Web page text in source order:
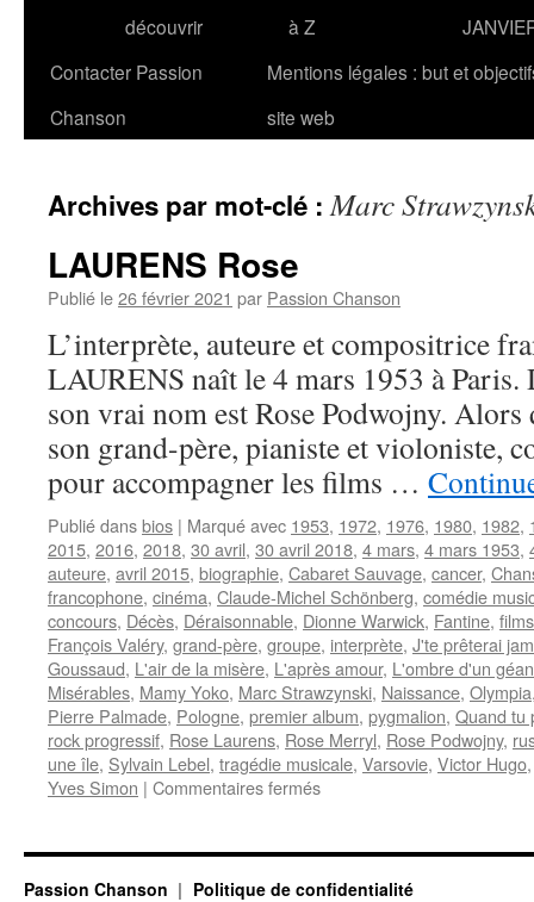
découvrir
à Z
Contacter Passion
Chanson
Mentions légales : but et
site web
Archives par mot-clé :Marc
LAURENS Rose
Publié le26 février 2021 par Passion Chanson
L’interprète, auteure et compositrice
LAURENS naît le 4 mars 1953 à Paris.
son vrai nom est Rose Podwojny. Alors
son grand-père, pianiste et violoniste,
pour accompagner les films …
Publié dansbios | Marqué avec 1953, 1972, 1976, 1980, 1982,
2015, 2016, 2018, 30 avril, 30 avril 2018, 4 mars, 4 mars 1953,
auteure, avril 2015, biographie, Cabaret Sauvage, cancer,
francophone, cinéma, Claude-Michel Schönberg, comédie
concours, Décès, Déraisonnable, Dionne Warwick, Fantine,
François Valéry, grand-père, groupe, interprète, J'te prêterai
Goussaud, L'air de la misère, L'après amour, L'ombre d'un
Misérables, Mamy Yoko, Marc Strawzynski, Naissance, Olympia
Pierre Palmade, Pologne, premier album, pygmalion, Quand tu
rock progressif, Rose Laurens, Rose Merryl, Rose Podwojny,
une île, Sylvain Lebel, tragédie musicale, Varsovie, Victor Hugo
Yves Simon | Commentaires ferméssur
Passion Chanson Politique de confidentialité